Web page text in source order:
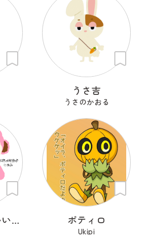
うさ吉
うさのかおる
わたしのかわいいせかい ポティロ
Ukipi